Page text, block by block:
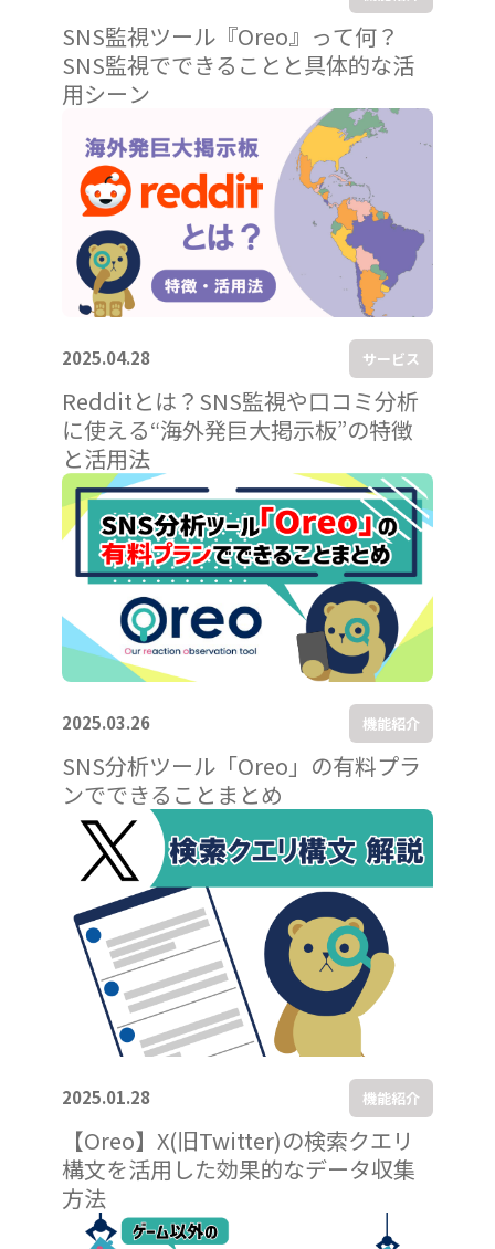
SNS監視ツール『Oreo』って何？
SNS監視でできることと具体的な活
用シーン
2025.04.28 サービス
Redditとは？SNS監視や口コミ分析
に使える“海外発巨大掲示板”の特徴
と活用法
2025.03.26 機能紹介
SNS分析ツール「Oreo」の有料プラ
ンでできることまとめ
2025.01.28 機能紹介
【Oreo】X(旧Twitter)の検索クエリ
構文を活用した効果的なデータ収集
方法